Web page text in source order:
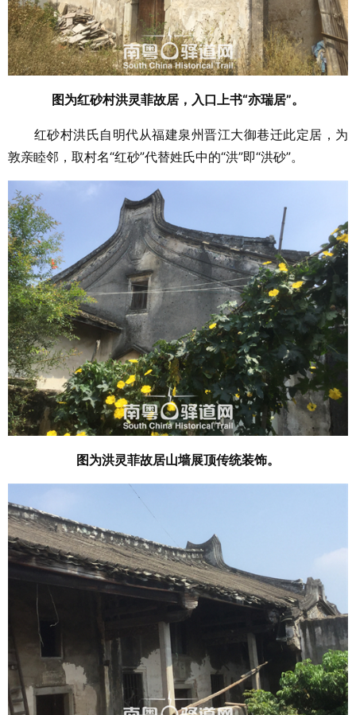
图为红砂村洪灵菲故居，入口上书“亦瑞居”。
红砂村洪氏自明代从福建泉州晋江大御巷迁此定居，为
敦亲睦邻，取村名“红砂”代替姓氏中的“洪”即“洪砂”。
图为洪灵菲故居山墙展顶传统装饰。